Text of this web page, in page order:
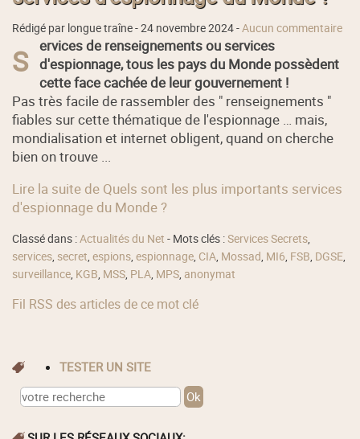
Rédigé par longue traîne -24 novembre 2024-Aucun commentaire
S
ervices de renseignements ou services
d'espionnage, tous les pays du Monde possèdent
cette face cachée de leur gouvernement !
Pas très facile de rassembler des " renseignements "
fiables sur cette thématique de l'espionnage … mais,
mondialisation et internet obligent, quand on cherche
bien on trouve ...
Lire la suite de Quels sont les plus importants services
d'espionnage du Monde ?
Classé dans :Actualités du Net - Mots clés :Services Secrets,
services, secret,espions,espionnage, CIA, Mossad, MI6, FSB, DGSE,
surveillance, KGB, MSS, PLA, MPS, anonymat
Fil RSS des articles de ce mot clé
TESTER UN SITE